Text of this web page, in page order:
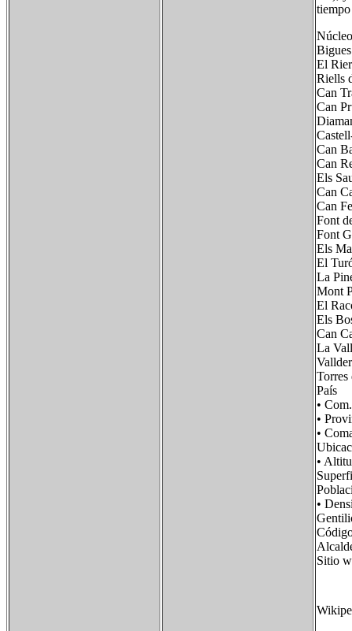
El
Riells
Can
Can
Can
Can
Els
Can
Can
Font
Font
Els
El
La
Mont
El
Els
Can
La
País
•
•
•
•
•
Sitio